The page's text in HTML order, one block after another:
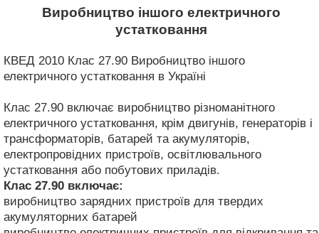
Виробництво іншого електричного
устатковання
КВЕД 2010 Клас 27.90 Виробництво іншого
електричного устатковання в Україні
Клас 27.90 включає виробництво різноманітного
електричного устатковання, крім двигунів, генераторів і
трансформаторів, батарей та акумуляторів,
електропровідних пристроїв, освітлювального
устатковання або побутових приладів.
Клас 27.90 включає:
виробництво зарядних пристроїв для твердих
акумуляторних батарей